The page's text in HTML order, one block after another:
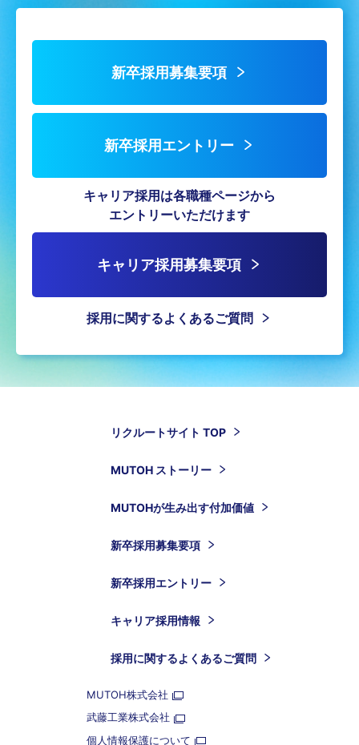
新卒採用募集要項
新卒採用エントリー
キャリア採用は各職種ページから
エントリーいただけます
キャリア採用募集要項
採用に関するよくあるご質問
リクルートサイト TOP
MUTOH ストーリー
MUTOHが生み出す付加価値
新卒採用募集要項
新卒採用エントリー
キャリア採用情報
採用に関するよくあるご質問
MUTOH株式会社
武藤工業株式会社
個人情報保護について